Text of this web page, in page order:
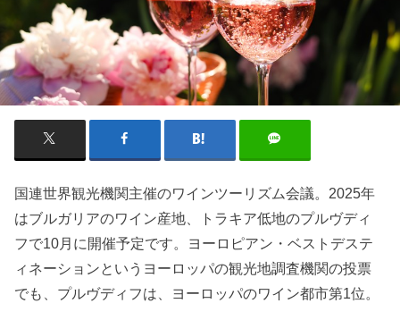
国連世界観光機関主催のワインツーリズム会議。2025年
はブルガリアのワイン産地、トラキア低地のプルヴディ
フで10月に開催予定です。ヨーロピアン・ベストデステ
ィネーションというヨーロッパの観光地調査機関の投票
でも、プルヴディフは、ヨーロッパのワイン都市第1位。